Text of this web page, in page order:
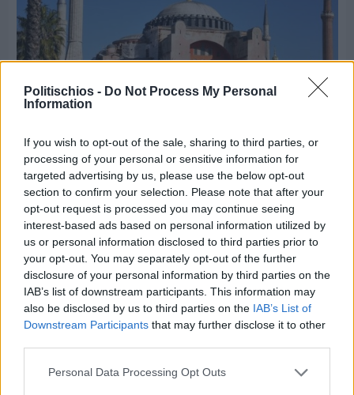
Politischios - Do Not Process My Personal
Information
If you wish to opt-out of the sale, sharing to third parties, or
processing of your personal or sensitive information for
targeted advertising by us, please use the below opt-out
section to confirm your selection. Please note that after your
opt-out request is processed you may continue seeing
interest-based ads based on personal information utilized by
us or personal information disclosed to third parties prior to
your opt-out. You may separately opt-out of the further
disclosure of your personal information by third parties on the
IAB’s list of downstream participants. This information may
also be disclosed by us to third parties on the IAB’s List of
Downstream Participants that may further disclose it to other
Personal Data Processing Opt Outs
Πριν 6 ημέρες
5ημερη εκδρομή σε Προύσα - Κωνσταντινούπολη
με το Sunrise Tours